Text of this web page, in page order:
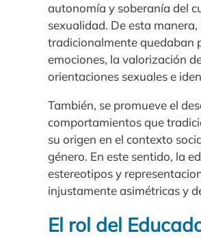
autonomía y soberanía del
sexualidad. De esta
tradicionalmente quedaban
emociones, la valorización
orientaciones sexuales e
También, se promueve el
comportamientos que
su origen en el contexto
género. En este sentido, la
estereotipos y
injustamente asimétricas y
El rol del